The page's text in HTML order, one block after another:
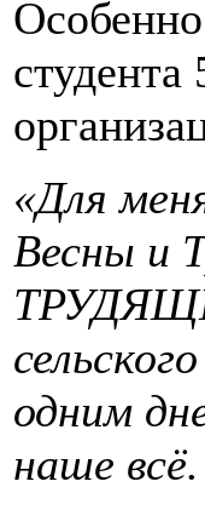
«Для
Весны и
одним
наше всё.